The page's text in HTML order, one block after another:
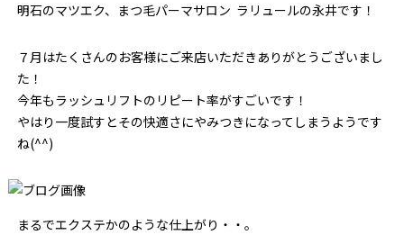
明石のマツエク、まつ毛パーマサロン ラリュールの永井です！
７月はたくさんのお客様にご来店いただきありがとうございまし
た！
今年もラッシュリフトのリピート率がすごいです！
やはり一度試すとその快適さにやみつきになってしまうようです
ね(^^)
まるでエクステかのような仕上がり・・。